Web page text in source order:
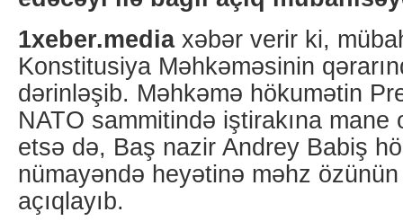
1xeber.mediaxəbər verir ki,
Konstitusiya Məhkəməsinin
dərinləşib. Məhkəmə hökumətin
NATO sammitində iştirakına mane
etsə də, Baş nazir Andrey Babiş
nümayəndə heyətinə məhz
açıqlayıb.